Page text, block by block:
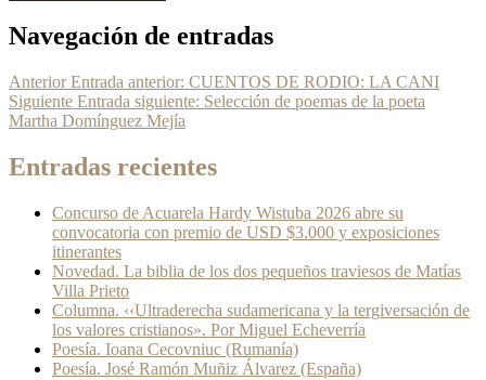
Navegación de entradas
Anterior Entrada anterior: CUENTOS DE RODIO: LA CANI
Siguiente Entrada siguiente: Selección de poemas de la poeta
Martha Domínguez Mejía
Entradas recientes
Concurso de Acuarela Hardy Wistuba 2026 abre su
convocatoria con premio de USD $3.000 y exposiciones
itinerantes
Novedad. La biblia de los dos pequeños traviesos de Matías
Villa Prieto
Columna. ‹‹Ultraderecha sudamericana y la tergiversación de
los valores cristianos». Por Miguel Echeverría
Poesía. Ioana Cecovniuc (Rumanía)
Poesía. José Ramón Muñiz Álvarez (España)